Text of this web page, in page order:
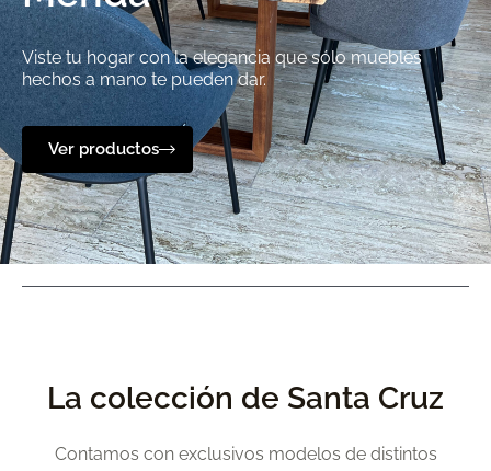
Viste tu hogar con la elegancia que sólo muebles
hechos a mano te pueden dar.
Ver productos
La colección de Santa Cruz
Contamos con exclusivos modelos de distintos